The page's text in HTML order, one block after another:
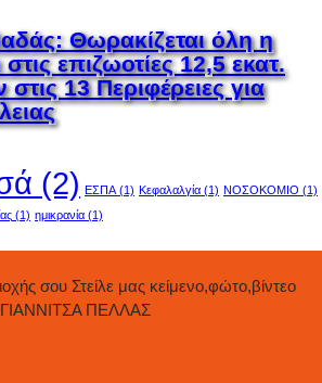
Θωρακίζεται όλη η
επιζωοτίες 12,5 εκατ.
13 Περιφέρειες για
(2) ΕΣΠΑ (1) Κεφαλαλγία (1) ΝΟΣΟΚΟΜΙΟ (1)
(1) ημικρανία (1)
σου Στείλε μας κείμενο,φώτο,βίντεο
ΠΕΛΛΑΣ